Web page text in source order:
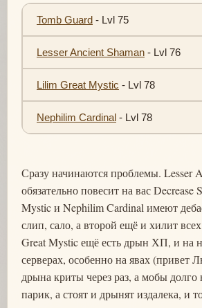
Tomb Guard - Lvl 75
Lesser Ancient Shaman - Lvl 76
Lilim Great Mystic - Lvl 78
Nephilim Cardinal - Lvl 78
Сразу начинаются проблемы. Lesser
обязательно повесит на вас Decrease
Mystic и Nephilim Cardinal имеют
слип, сало, а второй ещё и хилит
Great Mystic ещё есть дрын ХП, и на
серверах, особенно на явах (привет
дрына криты через раз, а мобы долго
парик, а стоят и дрынят издалека, и